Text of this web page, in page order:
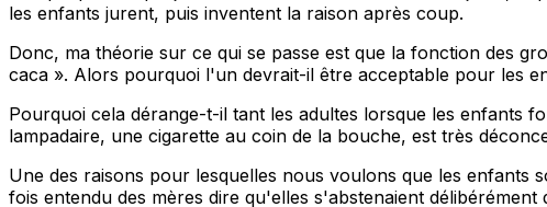
les enfants jurent, puis inventent la raison après coup.
Donc, ma théorie sur ce qui se passe est que la fonction des
caca ». Alors pourquoi l'un devrait-il être acceptable pour les
Pourquoi cela dérange-t-il tant les adultes lorsque les enfants
lampadaire, une cigarette au coin de la bouche, est très
Une des raisons pour lesquelles nous voulons que les enfants
fois entendu des mères dire qu'elles s'abstenaient